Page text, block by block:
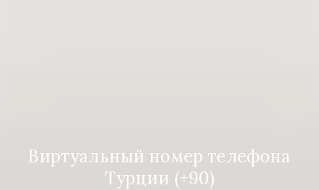
Виртуальный номер телефона
Турции (+90)